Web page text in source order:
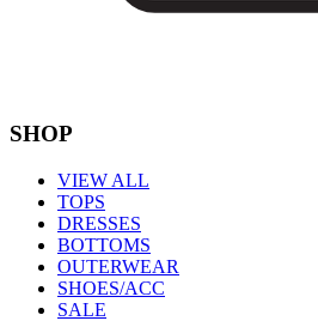
SHOP
VIEW ALL
TOPS
DRESSES
BOTTOMS
OUTERWEAR
SHOES/ACC
SALE